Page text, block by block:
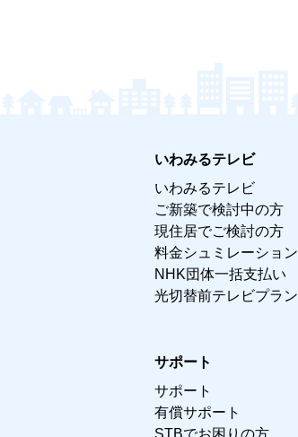
いわみるテレビ
いわみるテレビ
ご新築で検討中の方
現住居でご検討の方
料金シュミレーション
NHK団体一括支払い
光切替前テレビプラン
サポート
サポート
有償サポート
STBでお困りの方